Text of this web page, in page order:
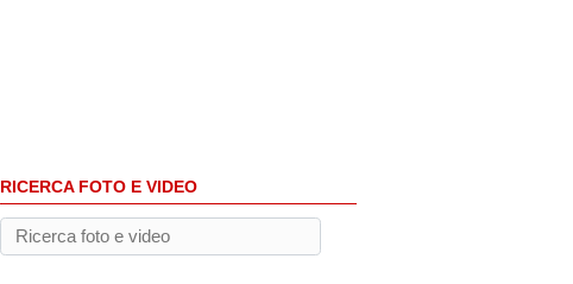
RICERCA FOTO E VIDEO